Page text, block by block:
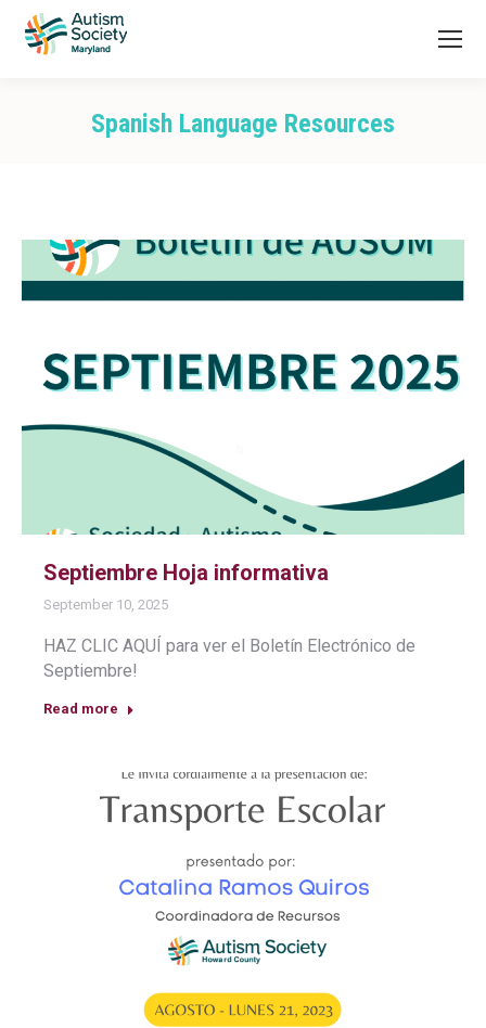
Spanish Language Resources
Septiembre Hoja informativa
September 10, 2025
HAZ CLIC AQUÍ para ver el Boletín Electrónico de
Septiembre!
Read more